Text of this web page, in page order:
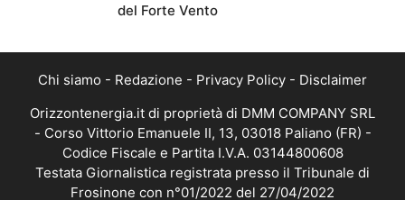
del Forte Vento
Chi siamo - Redazione - Privacy Policy - Disclaimer
Orizzontenergia.it di proprietà di DMM COMPANY SRL
- Corso Vittorio Emanuele II, 13, 03018 Paliano (FR) -
Codice Fiscale e Partita I.V.A. 03144800608
Testata Giornalistica registrata presso il Tribunale di
Frosinone con n°01/2022 del 27/04/2022